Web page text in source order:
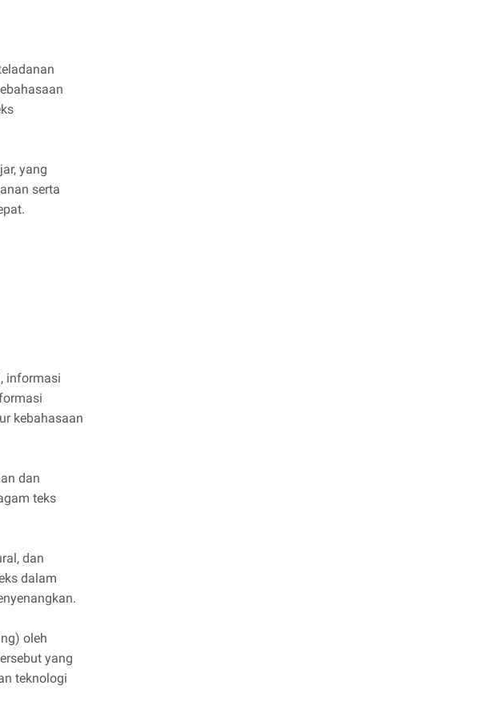
yang
serta
informasi
kebahasaan
dan
teks
dan
dalam
oleh
yang
teknologi